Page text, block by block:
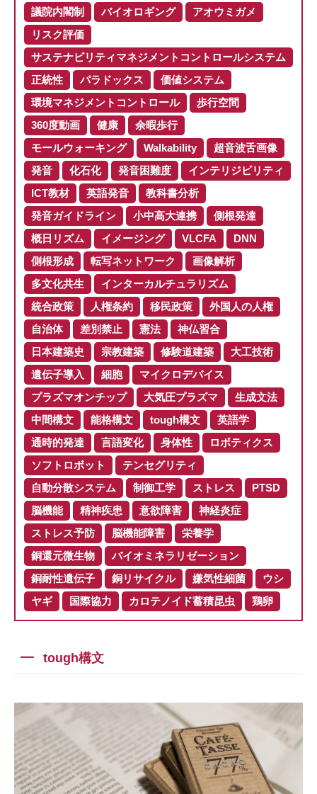
議院内閣制
バイオロギング
アオウミガメ
リスク評価
サステナビリティマネジメントコントロールシステム
正統性
パラドックス
価値システム
環境マネジメントコントロール
歩行空間
360度動画
健康
余暇歩行
モールウォーキング
Walkability
超音波舌画像
発音
化石化 発音困難度
インテリジビリティ
ICT教材
英語発音
教科書分析
発音ガイドライン
小中高大連携
側根発達
概日リズム
イメージング VLCFA
DNN
側根形成
転写ネットワーク
画像解析
多文化共生
インターカルチュラリズム
統合政策
人権条約 移民政策
外国人の人権
自治体
差別禁止 憲法
神仏習合
日本建築史
宗教建築 修験道建築
大工技術
遺伝子導入
細胞
マイクロデバイス
プラズマオンチップ
大気圧プラズマ
生成文法
中間構文
能格構文 tough構文
英語学
通時的発達
言語変化 身体性
ロボティクス
ソフトロボット
テンセグリティ
自動分散システム
制御工学 ストレス
PTSD
脳機能
精神疾患 意欲障害
神経炎症
ストレス予防
脳機能障害
栄養学
銅還元微生物
バイオミネラリゼーション
銅耐性遺伝子
銅リサイクル 嫌気性細菌
ウシ
ヤギ
国際協力 カロテノイド蓄積昆虫 鶏卵
tough構文